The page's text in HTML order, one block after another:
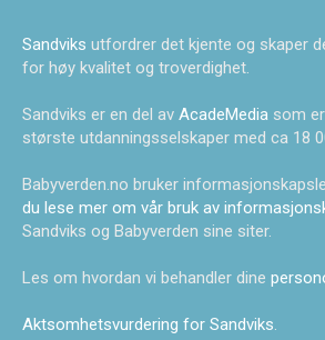
Sandviks utfordrer det kjente og skaper
for høy kvalitet og troverdighet.
Sandviks er en del av AcadeMedia som
største utdanningsselskaper med ca 18
Babyverden.no bruker
du lese mer om vår bruk av
Sandviks og Babyverden sine siter.
Les om hvordan vi behandler dine
Aktsomhetsvurdering for Sandviks.